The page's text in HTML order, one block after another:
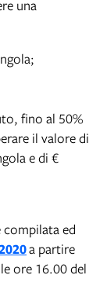
una
fino al 50%
il valore di
e di €
compilata ed
a partire
ore 16.00 del